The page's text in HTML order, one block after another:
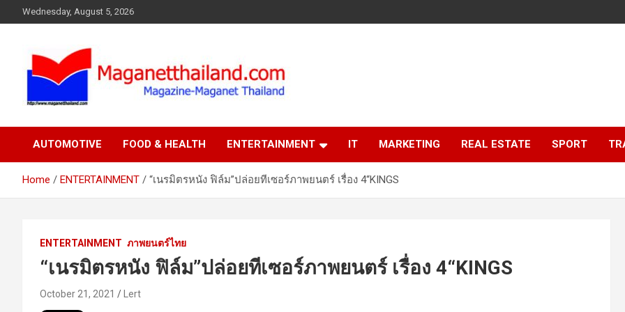
to
Wednesday, August 5, 2026
AUTOMOTIVE FOOD & HEALTH ENTERTAINMENT IT MARKETING REAL ESTATE SPORT
Home ENTERTAINMENT “เนรมิตรหนัง ฟิล์ม”ปล่อยทีเซอร์ภาพยนตร์ เรื่อง 4“KINGS
ENTERTAINMENT ภาพยนตร์ไทย
“เนรมิตรหนัง ฟิล์ม”ปล่อยทีเซอร์ภาพยนตร์ เรื่อง 4“KINGS
October 21, 2021 Lert